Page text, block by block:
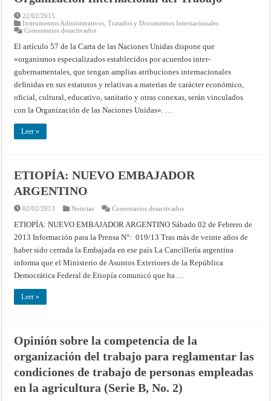
1945)
22/02/2015
Instrumentos Administrativos,Tratados y Documentos Internacionales
Comentarios desactivadosen
para
entrada
vigor
Acuerdo
entre
las
Naciones
El artículo 57 de la Carta de las Naciones Unidas dispone que
«organismos especializados establecidos por acuerdos inter­
gubernamentales, que tengan amplias atribuciones internacionales
definidas en sus estatutos y relativas a materias de carácter eco­nómico,
oficial, cultural, educativo, sanitario y otras conexas, serán vinculados
con la Organización de las Naciones Unidas». …
Leer »
ETIOPÍA: NUEVO EMBAJADOR
ARGENTINO
02/02/2013 Noticias Comentarios desactivadosen
NUEVO
ARGENTINO
ETIOPÍA: NUEVO EMBAJADOR ARGENTINO Sábado 02 de Febrero de
2013 Información para la Prensa N°: 019/13 Tras más de veinte años de
haber sido cerrada la Embajada en ese país La Cancillería argentina
informa que el Ministerio de Asuntos Exteriores de la República
Democrática Federal de Etiopía comunicó que ha …
Leer »
Opinión sobre la competencia de la
organización del trabajo para reglamentar las
condiciones de trabajo de personas empleadas
en la agricultura (Serie B, No. 2)